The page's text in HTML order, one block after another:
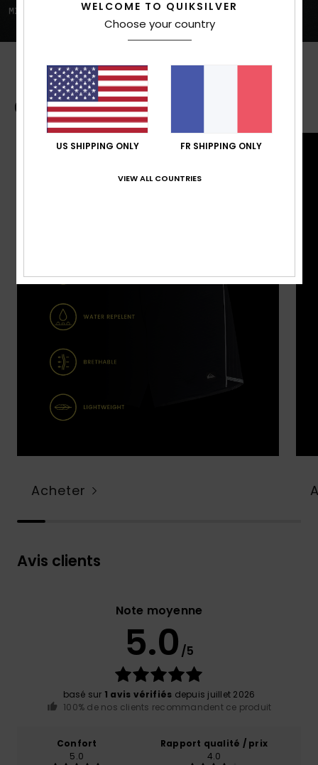
Guide des boardshorts
Acheter
Avis clients
Note moyenne
5.0 /5
basé sur 1 avis vérifiés depuis juillet 2026
100% de nos clients recommandent ce produit
Confort
5.0
Rapport qualité / prix
4.0
WELCOME TO QUIKSILVER
Choose your country
US SHIPPING ONLY FR SHIPPING ONLY
VIEW ALL COUNTRIES